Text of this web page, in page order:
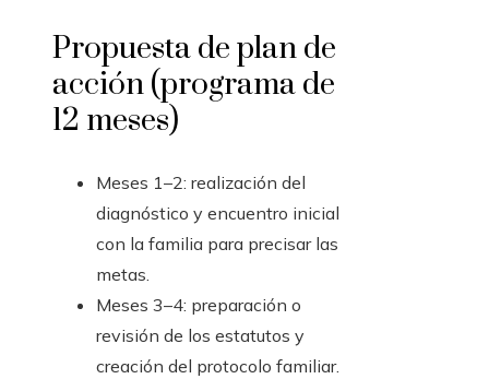
Propuesta de plan de
acción (programa de
12 meses)
Meses 1–2: realización del
diagnóstico y encuentro inicial
con la familia para precisar las
metas.
Meses 3–4: preparación o
revisión de los estatutos y
creación del protocolo familiar.